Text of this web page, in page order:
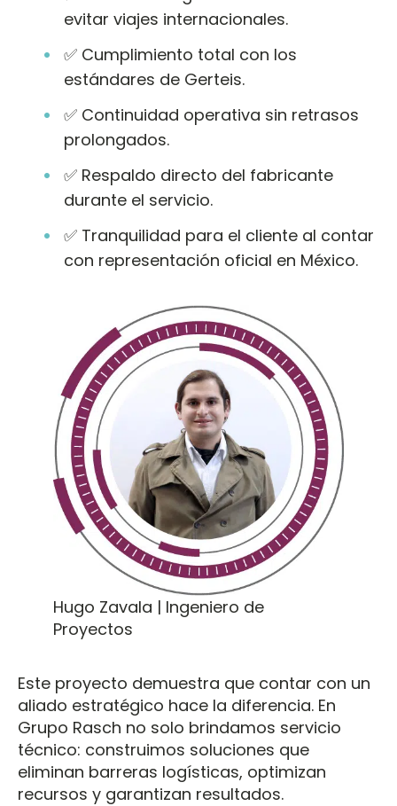
evitar viajes internacionales.
✅ Cumplimiento total con los
estándares de Gerteis.
✅ Continuidad operativa sin retrasos
prolongados.
✅ Respaldo directo del fabricante
durante el servicio.
✅ Tranquilidad para el cliente al contar
con representación oficial en México.
Hugo Zavala | Ingeniero de
Proyectos
Este proyecto demuestra que contar con un
aliado estratégico hace la diferencia. En
Grupo Rasch no solo brindamos servicio
técnico: construimos soluciones que
eliminan barreras logísticas, optimizan
recursos y garantizan resultados.